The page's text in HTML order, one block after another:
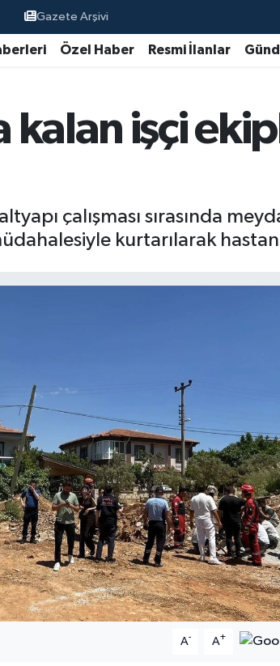
Gazete Arşivi
Özel Haber Resmi İlanlar
kalan işçi
çalışması sırasında
kurtarılarak
A- A+